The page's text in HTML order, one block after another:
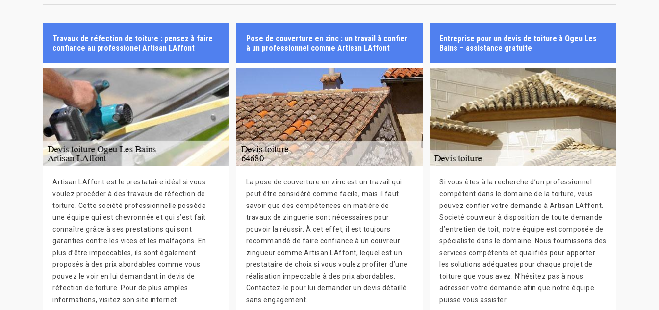
Travaux de réfection de toiture : pensez à faire
confiance au professionel Artisan LAffont
Artisan LAffont est le prestataire idéal si vous
voulez procéder à des travaux de réfection de
toiture. Cette société professionnelle possède
une équipe qui est chevronnée et qui s’est fait
connaître grâce à ses prestations qui sont
garanties contre les vices et les malfaçons. En
plus d’être impeccables, ils sont également
proposés à des prix abordables comme vous
pouvez le voir en lui demandant in devis de
réfection de toiture. Pour de plus amples
informations, visitez son site internet.
Pose de couverture en zinc : un travail à confier
à un professionnel comme Artisan LAffont
La pose de couverture en zinc est un travail qui
peut être considéré comme facile, mais il faut
savoir que des compétences en matière de
travaux de zinguerie sont nécessaires pour
pouvoir la réussir. À cet effet, il est toujours
recommandé de faire confiance à un couvreur
zingueur comme Artisan LAffont, lequel est un
prestataire de choix si vous voulez profiter d’une
réalisation impeccable à des prix abordables.
Contactez-le pour lui demander un devis détaillé
sans engagement.
Entreprise pour un devis de toiture à Ogeu Les
Bains – assistance gratuite
Si vous êtes à la recherche d’un professionnel
compétent dans le domaine de la toiture, vous
pouvez confier votre demande à Artisan LAffont.
Société couvreur à disposition de toute demande
d’entretien de toit, notre équipe est composée de
spécialiste dans le domaine. Nous fournissons des
services compétents et qualifiés pour apporter
les solutions adéquates pour chaque projet de
toiture que vous avez. N’hésitez pas à nous
adresser votre demande afin que notre équipe
puisse vous assister.